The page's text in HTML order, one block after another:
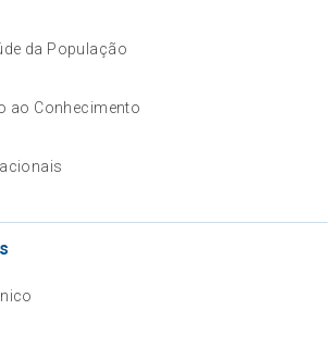
da População
ao Conhecimento